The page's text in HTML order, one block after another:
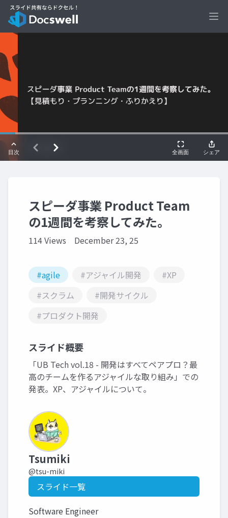
スピーダ事業 Product Team
の1週間を考察してみた。
114 Views December 23, 25
#agile #アジャイル開発
#XP
#スクラム
#開発サイクル
#プロダクト開発
スライド概要
「UB Tech vol.18 - 開発はすべてペアプロ？最
高のチームを作るアジャイルな取り組み」での
発表。XP、アジャイルについて。
Tsumiki
@tsu-miki
スライド一覧
Software Engineer